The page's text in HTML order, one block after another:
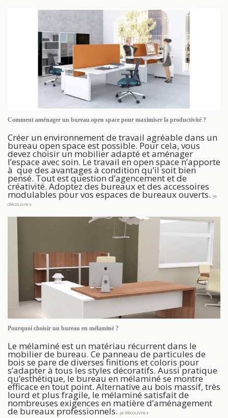
Comment aménager un bureau open space pour maximiser la productivité ?
Créer un environnement de travail agréable dans un
bureau open space est possible. Pour cela, vous
devez choisir un mobilier adapté et aménager
l’espace avec soin. Le travail en open space n’apporte
à que des avantages à condition qu’il soit bien
pensé. Tout est question d’agencement et de
créativité. Adoptez des bureaux et des accessoires
modulables pour vos espaces de bureaux ouverts. je
découvre
Pourquoi choisir un bureau en mélaminé ?
Le mélaminé est un matériau récurrent dans le
mobilier de bureau. Ce panneau de particules de
bois se pare de diverses finitions et coloris pour
s’adapter à tous les styles décoratifs. Aussi pratique
qu’esthétique, le bureau en mélaminé se montre
efficace en tout point. Alternative au bois massif, très
lourd et plus fragile, le mélaminé satisfait de
nombreuses exigences en matière d’aménagement
de bureaux professionnels. je découvre